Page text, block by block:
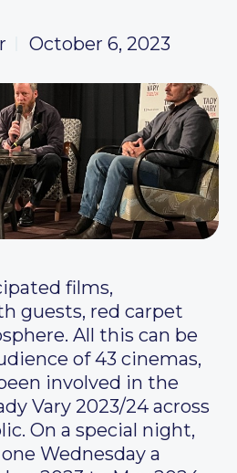
October 6, 2023
films,
guests, red carpet
All this can be
of 43 cinemas,
involved in the
Vary 2023/24 across
On a special night,
Wednesday a